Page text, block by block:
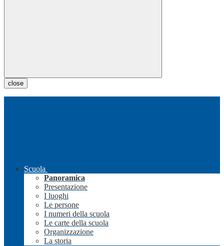
close
Scuola
Panoramica
Presentazione
I luoghi
Le persone
I numeri della scuola
Le carte della scuola
Organizzazione
La storia